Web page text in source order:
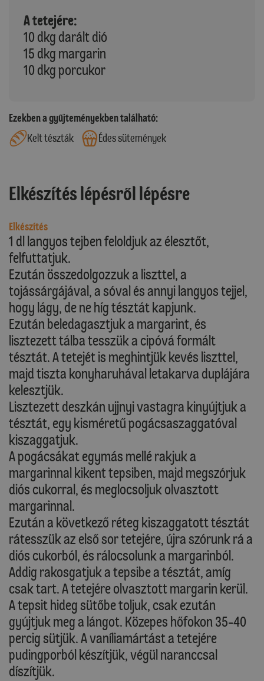
A tetejére:
10 dkg darált dió
15 dkg margarin
10 dkg porcukor
Ezekben a gyűjteményekben található:
Kelt tészták
Édes sütemények
Elkészítés lépésről lépésre
Elkészítés
1 dl langyos tejben feloldjuk az élesztőt,
felfuttatjuk.
Ezután összedolgozzuk a liszttel, a
tojássárgájával, a sóval és annyi langyos tejjel,
hogy lágy, de ne híg tésztát kapjunk.
Ezután beledagasztjuk a margarint, és
lisztezett tálba tesszük a cipóvá formált
tésztát. A tetejét is meghintjük kevés liszttel,
majd tiszta konyharuhával letakarva duplájára
kelesztjük.
Lisztezett deszkán ujjnyi vastagra kinyújtjuk a
tésztát, egy kisméretű pogácsaszaggatóval
kiszaggatjuk.
A pogácsákat egymás mellé rakjuk a
margarinnal kikent tepsiben, majd megszórjuk
diós cukorral, és meglocsoljuk olvasztott
margarinnal.
Ezután a következő réteg kiszaggatott tésztát
rátesszük az első sor tetejére, újra szórunk rá a
diós cukorból, és rálocsolunk a margarinból.
Addig rakosgatjuk a tepsibe a tésztát, amíg
csak tart. A tetejére olvasztott margarin kerül.
A tepsit hideg sütőbe toljuk, csak ezután
gyújtjuk meg a lángot. Közepes hőfokon 35-40
percig sütjük. A vaníliamártást a tetejére
pudingporból készítjük, végül naranccsal
díszítjük.